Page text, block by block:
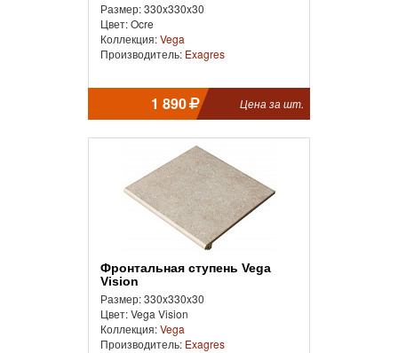
Размер: 330x330x30
Цвет: Ocre
Коллекция:Vega
Производитель: Exagres
1 890 Цена за шт.
Фронтальная ступень Vega
Vision
Размер: 330x330x30
Цвет: Vega Vision
Коллекция:Vega
Производитель: Exagres